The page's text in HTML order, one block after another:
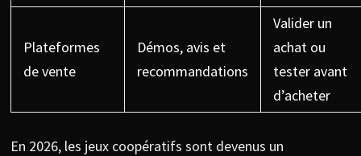
Plateformes
de vente
Démos, avis et
recommandations
Valider un
achat ou
tester avant
d’acheter
En 2026, les jeux coopératifs sont devenus un